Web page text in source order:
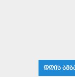
ᲓᲦᲘᲡ